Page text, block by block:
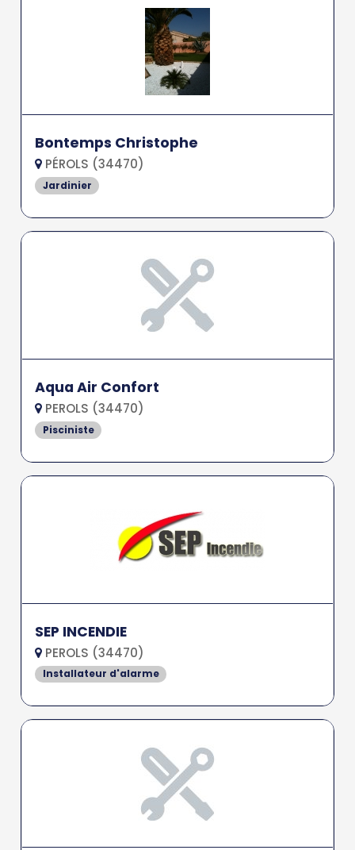
Bontemps Christophe
PÉROLS (34470)
Jardinier
Aqua Air Confort
PEROLS (34470)
Pisciniste
SEP INCENDIE
PEROLS (34470)
Installateur d'alarme